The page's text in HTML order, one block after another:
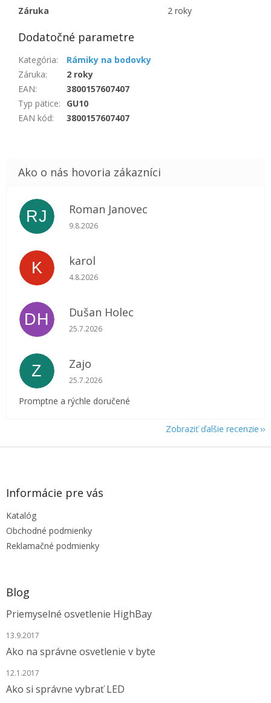
Záruka
2 roky
Dodatočné parametre
Kategória:
Rámiky na bodovky
Záruka:
2 roky
EAN:
3800157607407
Typ pätice:
GU10
EAN kód: 3800157607407
RJ Roman Janovec
Hodnotenie obchodu je 5 z 5 hviezdičiek.
9.8.2026
K karol
Hodnotenie obchodu je 5 z 5 hviezdičiek.
4.8.2026
DH Dušan Holec
Hodnotenie obchodu je 5 z 5 hviezdičiek.
25.7.2026
Z Zajo
Hodnotenie obchodu je 5 z 5 hviezdičiek.
25.7.2026
Promptne a rýchle doručené
Zobraziť ďalšie recenzie
Z
Informácie pre vás
Katalóg
Obchodné podmienky
Reklamačné podmienky
Blog
Priemyselné osvetlenie HighBay
13.9.2017
Ako na správne osvetlenie v byte
12.1.2017
Ako si správne vybrať LED